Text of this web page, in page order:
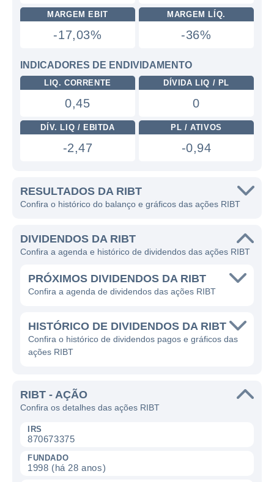
MARGEM EBIT
-17,03%
MARGEM LÍQ.
-36%
INDICADORES DE ENDIVIDAMENTO
LIQ. CORRENTE
0,45
DÍVIDA LIQ / PL
0
DÍV. LIQ / EBITDA
-2,47
PL / ATIVOS
-0,94
RESULTADOS DA RIBT
Confira o histórico do balanço e gráficos das ações RIBT
DIVIDENDOS DA RIBT
Confira a agenda e histórico de dividendos das ações RIBT
PRÓXIMOS DIVIDENDOS DA RIBT
Confira a agenda de dividendos das ações RIBT
HISTÓRICO DE DIVIDENDOS DA RIBT
Confira o histórico de dividendos pagos e gráficos das
ações RIBT
RIBT - AÇÃO
Confira os detalhes das ações RIBT
IRS
870673375
FUNDADO
1998 (há 28 anos)